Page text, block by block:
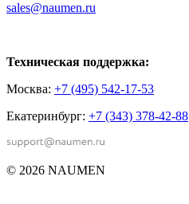
sales@naumen.ru
Техническая поддержка:
Москва: +7 (495) 542-17-53
Екатеринбург: +7 (343) 378-42-88
© 2026 NAUMEN